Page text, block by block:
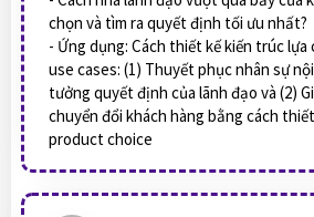
chọn và tìm ra quyết định tối ưu nhất?
- Ứng dụng: Cách thiết kế kiến trúc
use cases: (1) Thuyết phục nhân sự
tưởng quyết định của lãnh đạo và (2)
chuyển đổi khách hàng bằng cách
product choice